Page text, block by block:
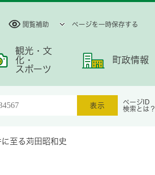
閲覧補助 ページを一時保存する
観光・文
化・
スポーツ
町政情報
ページID
検索とは？
至る苅田昭和史